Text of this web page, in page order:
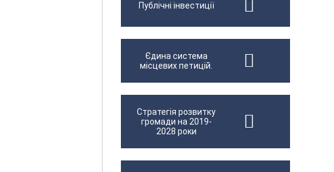
Публічні інвестиції
Єдина система
місцевих петицій.
Стратегія розвитку
громади на 2019-
2028 роки